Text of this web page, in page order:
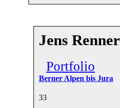
Jens Renner
Portfolio
Berner Alpen bis Jura
33